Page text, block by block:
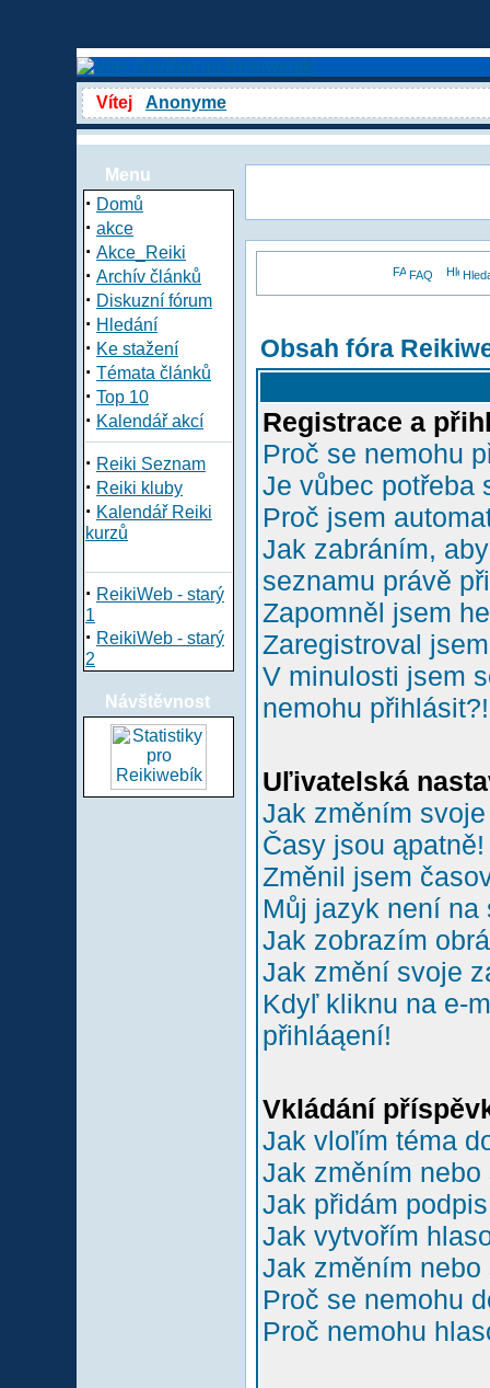
Vítej Anonyme
Menu
· Domů
· akce
· Akce_Reiki
· Archív článků
· Diskuzní fórum
· Hledání
· Ke stažení
· Témata článků
· Top 10
· Kalendář akcí
· Reiki Seznam
· Reiki kluby
· Kalendář Reiki
kurzů
· ReikiWeb - starý
1
· ReikiWeb - starý
2
Návštěvnost
FAQ
Obsah fóra
Registrace a
Proč se nemohu
Je vůbec potřeba
Proč jsem
Jak zabráním,
seznamu právě
Zapomněl jsem
Zaregistroval
V minulosti jsem
nemohu přihlásit?!
Uľivatelská
Jak změním
Časy jsou ąpatně!
Změnil jsem
Můj jazyk není na
Jak zobrazím
Jak změní svoje
Kdyľ kliknu na e-
přihláąení!
Vkládání
Jak vloľím téma
Jak změním
Jak přidám
Jak vytvořím
Jak změním
Proč se nemohu
Proč nemohu